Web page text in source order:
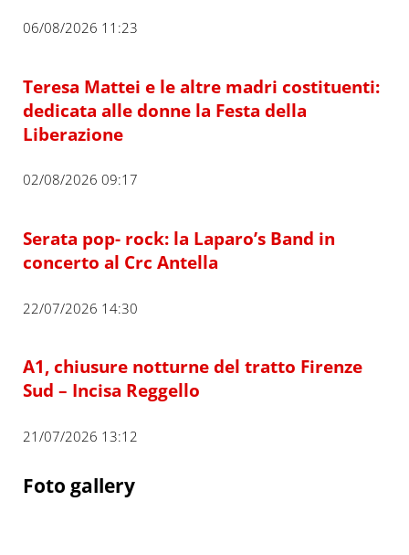
06/08/2026 11:23
Teresa Mattei e le altre madri costituenti:
dedicata alle donne la Festa della
Liberazione
02/08/2026 09:17
Serata pop- rock: la Laparo’s Band in
concerto al Crc Antella
22/07/2026 14:30
A1, chiusure notturne del tratto Firenze
Sud – Incisa Reggello
21/07/2026 13:12
Foto gallery